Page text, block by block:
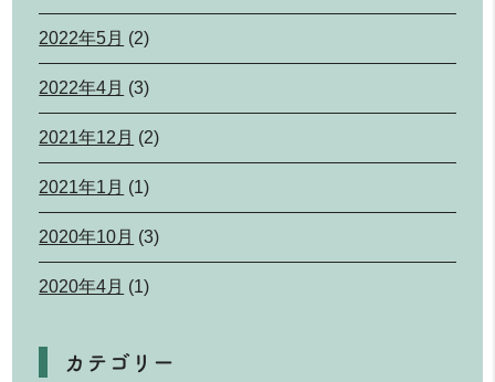
2022年5月 (2)
2022年4月 (3)
2021年12月 (2)
2021年1月 (1)
2020年10月 (3)
2020年4月 (1)
カテゴリー